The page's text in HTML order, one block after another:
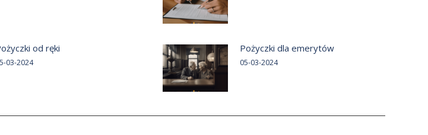
od ręki
03-2024
Pożyczki dla emerytów
05-03-2024